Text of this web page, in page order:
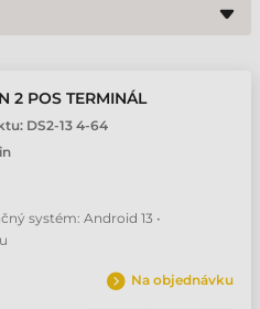
2 POS TERMINÁL
DS2-13 4-64
systém: Android 13 •
Na objednávku